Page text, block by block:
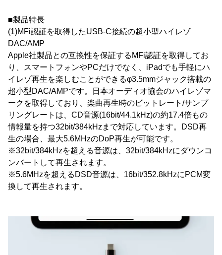
■製品特長
(1)MFi認証を取得したUSB-C接続の超小型ハイレゾ
DAC/AMP
Apple社製品との互換性を保証するMFi認証を取得してお
り、スマートフォンやPCだけでなく、iPadでも手軽にハ
イレゾ再生を楽しむことができるφ3.5mmジャック搭載の
超小型DAC/AMPです。日本オーディオ協会のハイレゾマ
ークを取得しており、楽曲再生時のビットレート/サンプ
リングレートは、CD音源(16bit/44.1kHz)の約17.4倍もの
情報量を持つ32bit/384kHzまで対応しています。DSD再
生の場合、最大5.6MHzのDoP再生が可能です。
※32bit/384kHzを超える音源は、32bit/384kHzにダウンコ
ンバートして再生されます。
※5.6MHzを超えるDSD音源は、16bit/352.8kHzにPCM変
換して再生されます。